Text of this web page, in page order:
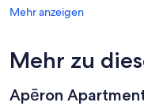
Mehr anzeigen
Mehr zu
Apēron